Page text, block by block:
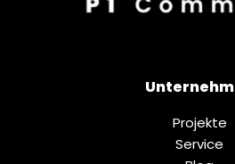
Projekte
Service